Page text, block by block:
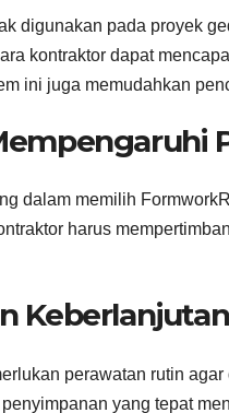
digunakan pada proyek
kontraktor dapat
ini juga memudahkan
dalam memilih
harus
Keberlanjutan
perawatan rutin
yang tepat